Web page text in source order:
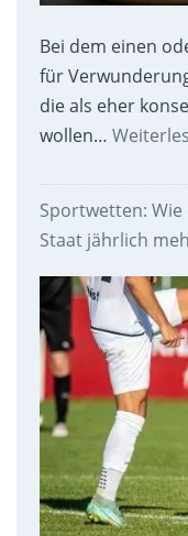
Bei dem einen
für
die als eher
wollen…
Sportwetten:
Staat jährlich